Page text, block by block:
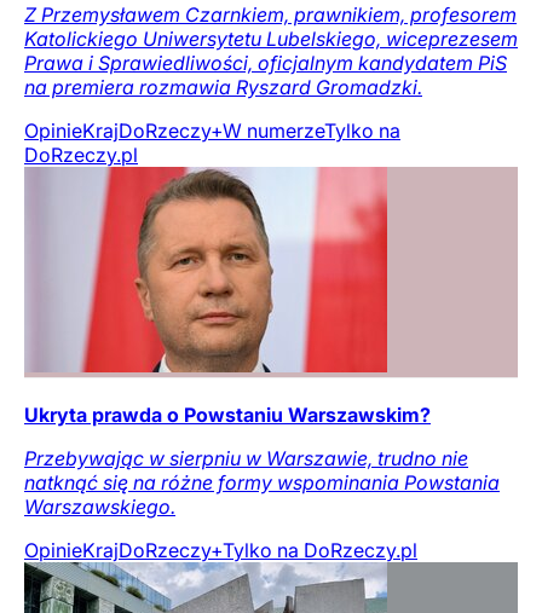
Z Przemysławem Czarnkiem, prawnikiem, profesorem
Katolickiego Uniwersytetu Lubelskiego, wiceprezesem
Prawa i Sprawiedliwości, oficjalnym kandydatem PiS
na premiera rozmawia Ryszard Gromadzki.
OpinieKrajDoRzeczy+W numerzeTylko na
DoRzeczy.pl
Ukryta prawda o Powstaniu Warszawskim?
Przebywając w sierpniu w Warszawie, trudno nie
natknąć się na różne formy wspominania Powstania
Warszawskiego.
OpinieKrajDoRzeczy+Tylko na DoRzeczy.pl